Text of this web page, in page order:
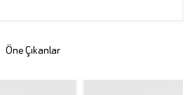
Öne Çıkanlar